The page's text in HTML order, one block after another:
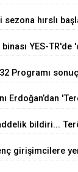
hırslı
YES-
Programı
Erdoğan’dan
bildiri...
girişimcilere